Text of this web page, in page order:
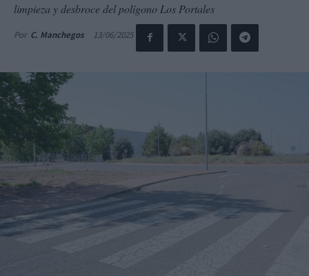
limpieza y desbroce del polígono Los Portales
Por C. Manchegos 13/06/2025